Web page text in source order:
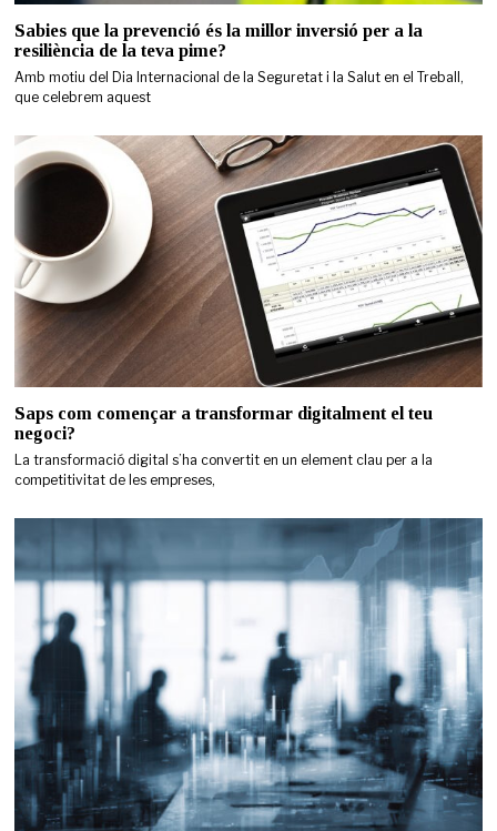
Sabies que la prevenció és la millor inversió per a la
resiliència de la teva pime?
Amb motiu del Dia Internacional de la Seguretat i la Salut en el Treball,
que celebrem aquest
Saps com començar a transformar digitalment el teu
negoci?
La transformació digital s’ha convertit en un element clau per a la
competitivitat de les empreses,